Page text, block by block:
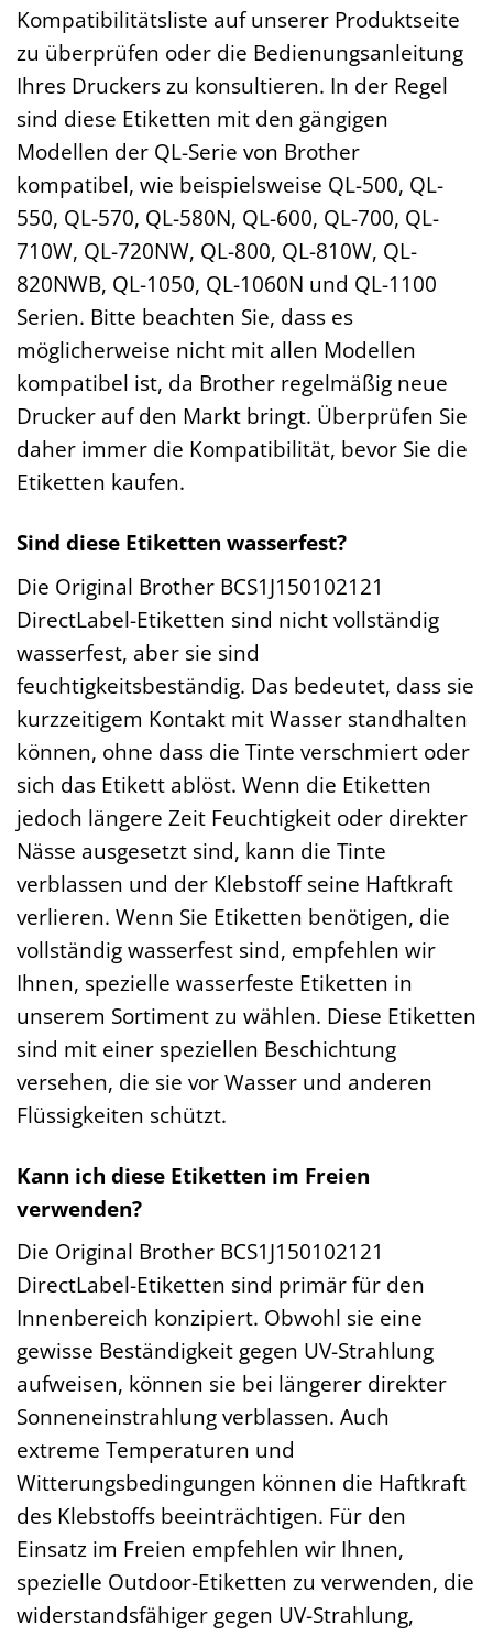
Kompatibilitätsliste auf unserer Produktseite
zu überprüfen oder die Bedienungsanleitung
Ihres Druckers zu konsultieren. In der Regel
sind diese Etiketten mit den gängigen
Modellen der QL-Serie von Brother
kompatibel, wie beispielsweise QL-500, QL-
550, QL-570, QL-580N, QL-600, QL-700, QL-
710W, QL-720NW, QL-800, QL-810W, QL-
820NWB, QL-1050, QL-1060N und QL-1100
Serien. Bitte beachten Sie, dass es
möglicherweise nicht mit allen Modellen
kompatibel ist, da Brother regelmäßig neue
Drucker auf den Markt bringt. Überprüfen Sie
daher immer die Kompatibilität, bevor Sie die
Etiketten kaufen.
Sind diese Etiketten wasserfest?
Die Original Brother BCS1J150102121
DirectLabel-Etiketten sind nicht vollständig
wasserfest, aber sie sind
feuchtigkeitsbeständig. Das bedeutet, dass sie
kurzzeitigem Kontakt mit Wasser standhalten
können, ohne dass die Tinte verschmiert oder
sich das Etikett ablöst. Wenn die Etiketten
jedoch längere Zeit Feuchtigkeit oder direkter
Nässe ausgesetzt sind, kann die Tinte
verblassen und der Klebstoff seine Haftkraft
verlieren. Wenn Sie Etiketten benötigen, die
vollständig wasserfest sind, empfehlen wir
Ihnen, spezielle wasserfeste Etiketten in
unserem Sortiment zu wählen. Diese Etiketten
sind mit einer speziellen Beschichtung
versehen, die sie vor Wasser und anderen
Flüssigkeiten schützt.
Kann ich diese Etiketten im Freien
verwenden?
Die Original Brother BCS1J150102121
DirectLabel-Etiketten sind primär für den
Innenbereich konzipiert. Obwohl sie eine
gewisse Beständigkeit gegen UV-Strahlung
aufweisen, können sie bei längerer direkter
Sonneneinstrahlung verblassen. Auch
extreme Temperaturen und
Witterungsbedingungen können die Haftkraft
des Klebstoffs beeinträchtigen. Für den
Einsatz im Freien empfehlen wir Ihnen,
spezielle Outdoor-Etiketten zu verwenden, die
widerstandsfähiger gegen UV-Strahlung,